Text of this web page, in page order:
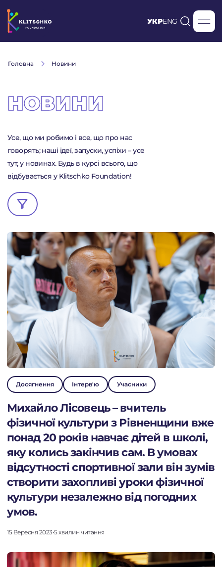
УКРENG
ПРО ФОНД
ПРОЄКТИ
НОВИНИ
ДІЯЛЬНІСТЬ
ПІДТРИМАТИ
Перейти до платформи
Головна Новини
НОВИНИ
Усе, що ми робимо і все, що про нас
говорять; наші ідеї, запуски, успіхи – усе
тут, у новинах. Будь в курсі всього, що
відбувається у Klitschko Foundation!
Досягнення Інтерв'ю Учасники
Михайло Лісовець – вчитель
фізичної культури з Рівненщини вже
понад 20 років навчає дітей в школі,
яку колись закінчив сам. В умовах
відсутності спортивної зали він зумів
створити захопливі уроки фізичної
культури незалежно від погодних
умов.
15 Вересня 2023•5 хвилин читання